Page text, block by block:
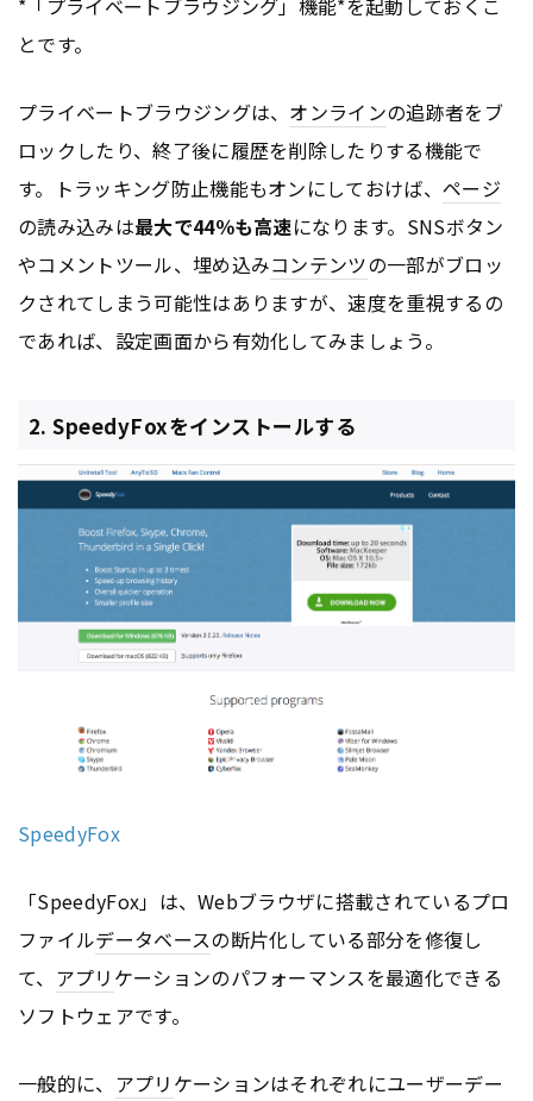
*「プライベートブラウジング」機能*を起動しておくこ
とです。
プライベートブラウジングは、 オンラインの追跡者をブ
ロックしたり、終了後に履歴を削除したりする機能で
す。トラッキング防止機能もオンにしておけば、ページ
の読み込みは最大で44％も高速になります。SNSボタン
やコメントツール、埋め込みコンテンツの一部がブロッ
クされてしまう可能性はありますが、速度を重視するの
であれば、設定画面から有効化してみましょう。
2. SpeedyFoxをインストールする
SpeedyFox
「SpeedyFox」は、Webブラウザに搭載されているプロ
ファイルデータベースの断片化している部分を修復し
て、 アプリ ケーションのパフォーマンスを最適化できる
ソフトウェアです。
一般的に、 アプリ ケーションはそれぞれにユーザーデー